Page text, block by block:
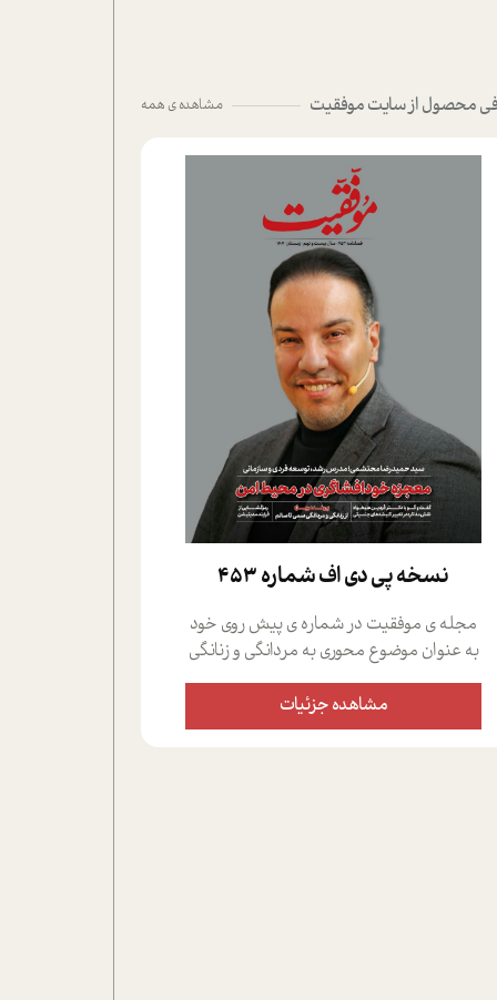
محصول از سایت موفقیت مشاهده ی همه
نسخه پي دي اف شماره 453
مجله ی موفقیت در شماره ی پیش روی خود
به عنوان موضوع محوری به مردانگی و زنانگی
سمی پرداخته است؛ علاوه بر این که؛ گفت و
گویی اختصاصی داشته ایم با فردین علیخواه،
جامعه شناس در بخش های مختلف تلاش
مشاهده جزئیات